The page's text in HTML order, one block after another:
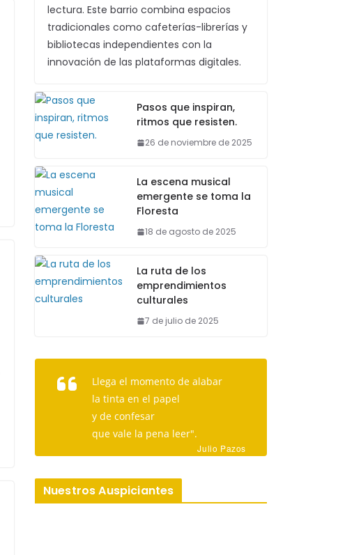
lectura. Este barrio combina espacios
tradicionales como cafeterías-librerías y
bibliotecas independientes con la
innovación de las plataformas digitales.
Pasos que inspiran,
ritmos que resisten.
26 de noviembre de 2025
La escena musical
emergente se toma la
Floresta
18 de agosto de 2025
La ruta de los
emprendimientos
culturales
7 de julio de 2025
Llega el momento de alabar
la tinta en el papel
y de confesar
que vale la pena leer".
Julio Pazos
Nuestros Auspiciantes